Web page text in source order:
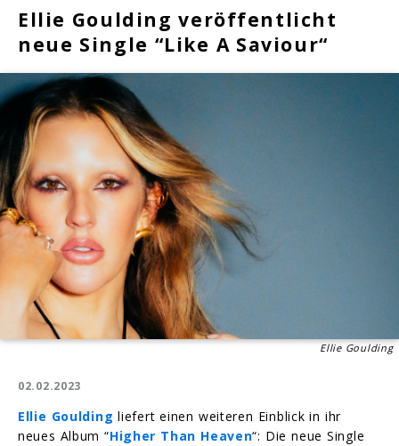
Ellie Goulding veröffentlicht
neue Single “Like A Saviour“
Ellie Goulding
02.02.2023
Ellie Goulding liefert einen weiteren Einblick in ihr
neues Album “Higher Than Heaven“: Die neue Single